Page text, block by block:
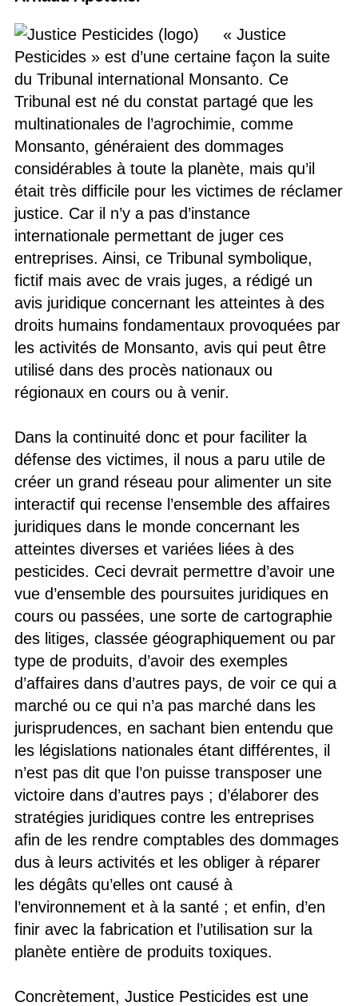
« Justice
Pesticides » est d’une certaine façon la suite
du Tribunal international Monsanto. Ce
Tribunal est né du constat partagé que les
multinationales de l’agrochimie, comme
Monsanto, généraient des dommages
considérables à toute la planète, mais qu’il
était très difficile pour les victimes de réclamer
justice. Car il n’y a pas d’instance
internationale permettant de juger ces
entreprises. Ainsi, ce Tribunal symbolique,
fictif mais avec de vrais juges, a rédigé un
avis juridique concernant les atteintes à des
droits humains fondamentaux provoquées par
les activités de Monsanto, avis qui peut être
utilisé dans des procès nationaux ou
régionaux en cours ou à venir.
Dans la continuité donc et pour faciliter la
défense des victimes, il nous a paru utile de
créer un grand réseau pour alimenter un site
interactif qui recense l’ensemble des affaires
juridiques dans le monde concernant les
atteintes diverses et variées liées à des
pesticides. Ceci devrait permettre d’avoir une
vue d’ensemble des poursuites juridiques en
cours ou passées, une sorte de cartographie
des litiges, classée géographiquement ou par
type de produits, d’avoir des exemples
d’affaires dans d’autres pays, de voir ce qui a
marché ou ce qui n’a pas marché dans les
jurisprudences, en sachant bien entendu que
les législations nationales étant différentes, il
n’est pas dit que l’on puisse transposer une
victoire dans d’autres pays ; d’élaborer des
stratégies juridiques contre les entreprises
afin de les rendre comptables des dommages
dus à leurs activités et les obliger à réparer
les dégâts qu’elles ont causé à
l’environnement et à la santé ; et enfin, d’en
finir avec la fabrication et l’utilisation sur la
planète entière de produits toxiques.
Concrètement, Justice Pesticides est une